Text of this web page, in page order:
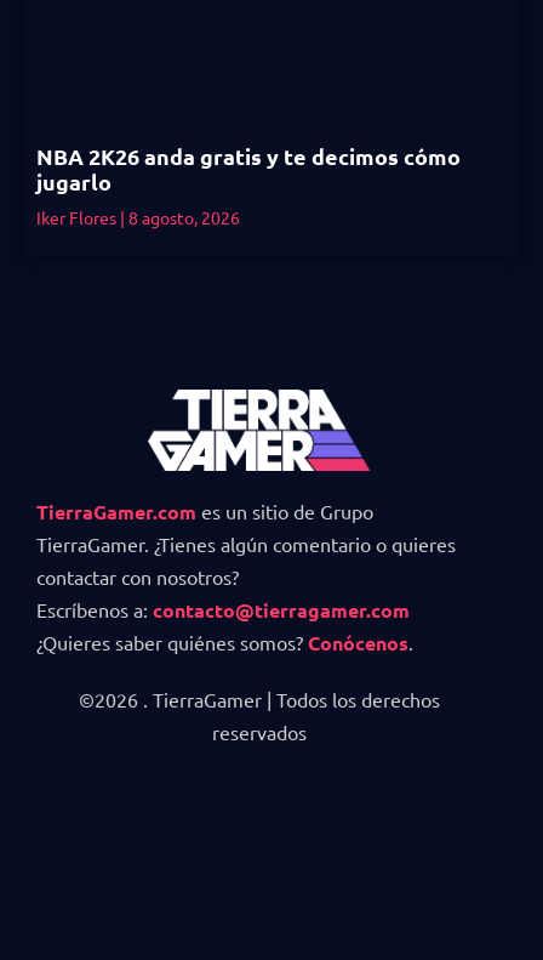
NBA 2K26 anda gratis y te decimos cómo
jugarlo
Iker Flores 8 agosto, 2026
TierraGamer.com es un sitio de Grupo
TierraGamer. ¿Tienes algún comentario o quieres
contactar con nosotros?
Escríbenos a: contacto@tierragamer.com
¿Quieres saber quiénes somos? Conócenos
©2026 . TierraGamer | Todos los derechos
reservados